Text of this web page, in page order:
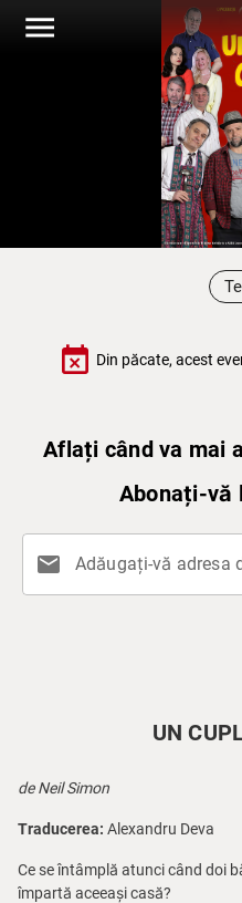
menu
event_busy Din păcate, acest
Aflați când va mai
Abonați-vă
mail Adăugați-vă adresa
UN
de Neil Simon
Traducerea: Alexandru Deva
Ce se întâmplă atunci când doi
împartă aceeași casă?